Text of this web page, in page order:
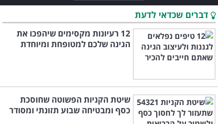
דברים שכדאי לדעת
12 רעיונות מקסימים שיהפכו את
הגינה שלכם למטופחת ומיוחדת
שיטת הקניות הפשוטה שחוסכת
כסף ומבטיחה שבוע תזונתי ומסודר